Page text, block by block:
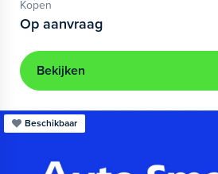
Kopen
Op aanvraag
Bekijken
Beschikbaar